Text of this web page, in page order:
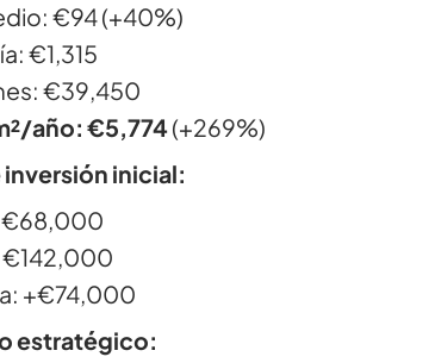
€94 (+40%)
€1,315
€39,450
año: €5,774(+269%)
inicial:
€68,000
€142,000
+€74,000
estratégico: